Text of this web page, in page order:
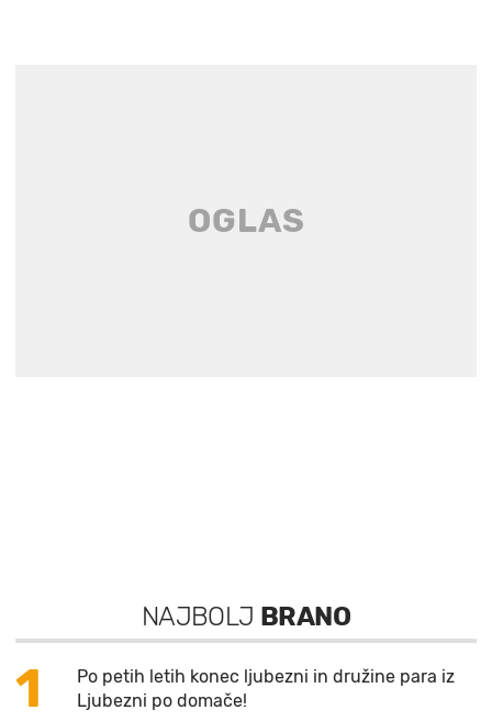
NAJBOLJ BRANO
1
Po petih letih konec ljubezni in družine para iz
Ljubezni po domače!